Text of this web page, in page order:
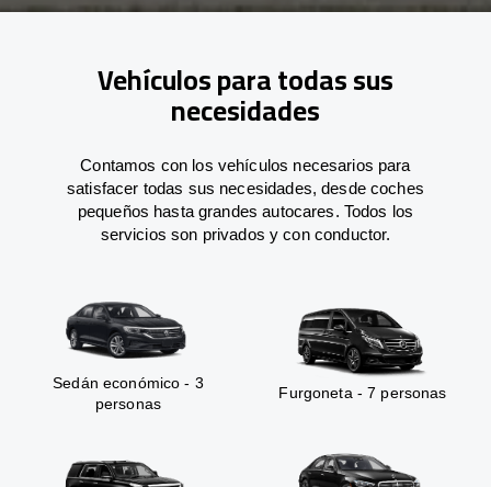
Vehículos para todas sus
necesidades
Contamos con los vehículos necesarios para
satisfacer todas sus necesidades, desde coches
pequeños hasta grandes autocares. Todos los
servicios son privados y con conductor.
Sedán económico - 3
personas
Furgoneta - 7 personas